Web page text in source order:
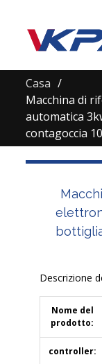
Casa
Macchina di
automatica
contagoccia
Descrizione
Nome del
prodotto:
controller: